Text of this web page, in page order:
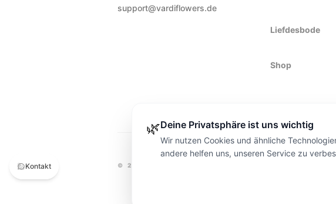
support@vardiflowers.de
Liefdesbode
Shop
© 2026
🌿Deine Privatsphäre ist uns wichtig
Wir nutzen Cookies und ähnliche
andere helfen uns, unseren Service zu
Kontakt